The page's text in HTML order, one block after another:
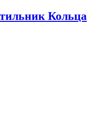
Кольца